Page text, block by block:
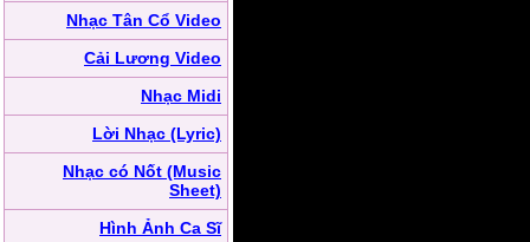
Nhạc Tân Cổ Video
Cải Lương Video
Nhạc Midi
Lời Nhạc (Lyric)
Nhạc có Nốt (Music
Sheet)
Hình Ảnh Ca Sĩ